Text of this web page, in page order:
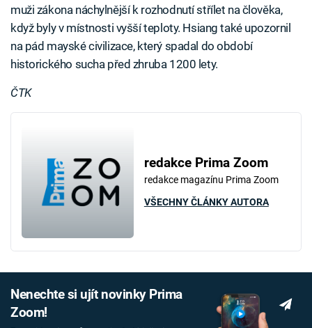
muži zákona náchylnější k rozhodnutí střílet na člověka,
když byly v místnosti vyšší teploty. Hsiang také upozornil
na pád mayské civilizace, který spadal do období
historického sucha před zhruba 1200 lety.
ČTK
redakce Prima Zoom
redakce magazínu Prima Zoom
VŠECHNY ČLÁNKY AUTORA
Nenechte si ujít novinky Prima
Zoom!